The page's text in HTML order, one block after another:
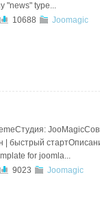
"news" type...
10688 Joomagic
| быстрый
for joomla...
9023 Joomagic